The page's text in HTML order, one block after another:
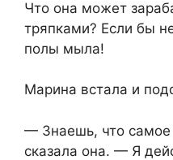
Что она может
тряпками? Если бы
полы мыла!
Марина встала и
— Знаешь, что самое
сказала она. — Я